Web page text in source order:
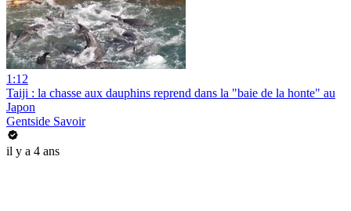
1:12
Taiji : la chasse aux dauphins reprend dans la "baie de la honte" au
Japon
Gentside Savoir
il y a 4 ans